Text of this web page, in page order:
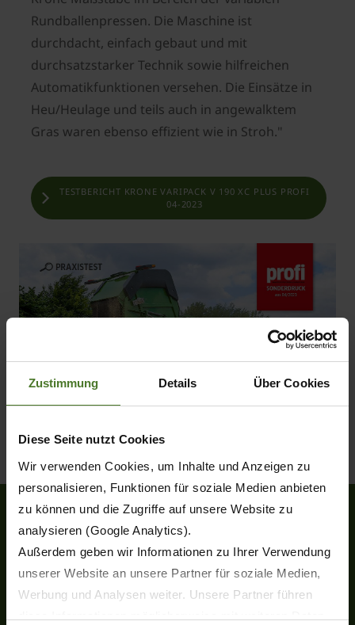
Zustimmung Details Über Cookies
Diese Seite nutzt Cookies
Wir verwenden Cookies, um Inhalte und Anzeigen zu
personalisieren, Funktionen für soziale Medien anbieten
zu können und die Zugriffe auf unsere Website zu
analysieren (Google Analytics).
Außerdem geben wir Informationen zu Ihrer Verwendung
unserer Website an unsere Partner für soziale Medien,
Werbung und Analysen weiter. Unsere Partner führen
Rundballenpressen. Die Maschine ist
durchdacht, einfach gebaut und mit
durchsatzstarker Technik sowie hilfreichen
Automatikfunktionen versehen. Die Einsätze in
Heu/Heulage und teils auch in angewalktem
Gras waren ebenso effizient wie in Stroh."
TESTBERICHT KRONE VARIPACK V 190 XC PLUS PROFI
04-2023
Heinrich-Krone-Straße 10
D-48480 Spelle
Tel. +49 (0) 5977-9350